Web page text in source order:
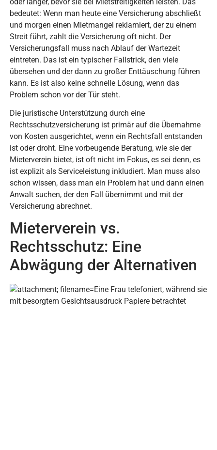
bedeutet: Wenn man heute eine Versicherung abschließt
und morgen einen Mietmangel reklamiert, der zu einem
Streit führt, zahlt die Versicherung oft nicht. Der
Versicherungsfall muss nach Ablauf der Wartezeit
eintreten. Das ist ein typischer Fallstrick, den viele
übersehen und der dann zu großer Enttäuschung führen
kann. Es ist also keine schnelle Lösung, wenn das
Problem schon vor der Tür steht.
Die juristische Unterstützung durch eine
Rechtsschutzversicherung ist primär auf die Übernahme
von Kosten ausgerichtet, wenn ein Rechtsfall entstanden
ist oder droht. Eine vorbeugende Beratung, wie sie der
Mieterverein bietet, ist oft nicht im Fokus, es sei denn, es
ist explizit als Serviceleistung inkludiert. Man muss also
schon wissen, dass man ein Problem hat und dann einen
Anwalt suchen, der den Fall übernimmt und mit der
Versicherung abrechnet.
Mieterverein vs.
Rechtsschutz: Eine
Abwägung der Alternativen